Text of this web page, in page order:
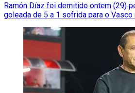
Ramón Díaz foi demitido ontem (29)
goleada de 5 a 1 sofrida para o